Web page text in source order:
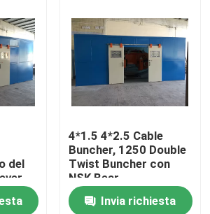
del
4*1.5 4*2.5 Cable
Buncher, 1250 Double
Twist Buncher con
NSK Bear
Invia richiesta